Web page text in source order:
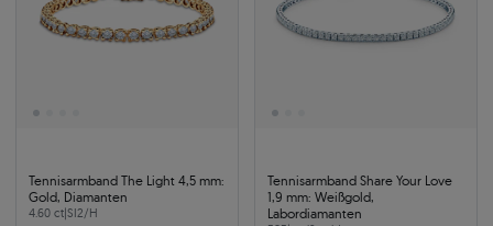
Tennisarmband The Light 4,5 mm:
Gold, Diamanten
4.60 ct|SI2/H
Tennisarmband Share Your Love
1,9 mm: Weißgold,
Labordiamanten